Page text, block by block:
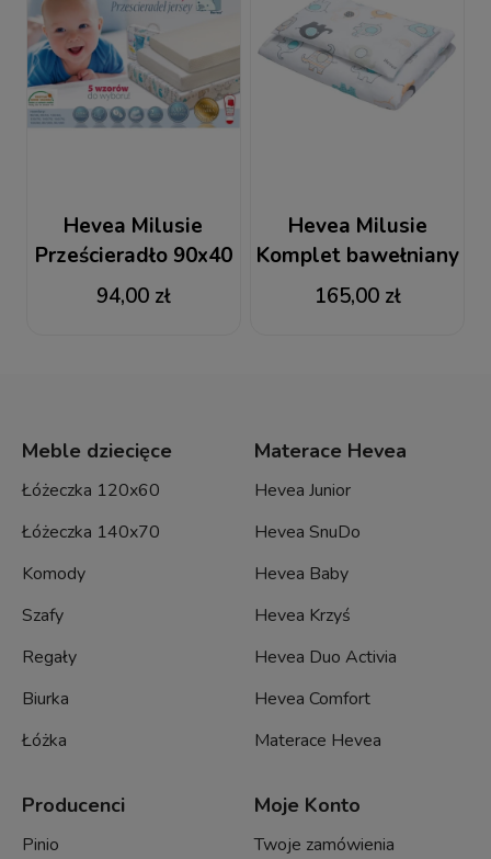
Hevea Milusie
Prześcieradło 90x40
94,00 zł
Hevea Milusie
Komplet bawełniany
(poduszka i kołderka)
165,00 zł
Meble dziecięce
Łóżeczka 120x60
Łóżeczka 140x70
Komody
Szafy
Regały
Biurka
Łóżka
Materace Hevea
Hevea Junior
Hevea SnuDo
Hevea Baby
Hevea Krzyś
Hevea Duo Activia
Hevea Comfort
Materace Hevea
Producenci
Pinio
Moje Konto
Twoje zamówienia